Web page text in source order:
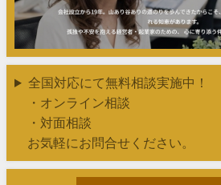
全国対応にて無料相談実施中！
・オンライン相談
・対面相談
お気軽にお問合せください。